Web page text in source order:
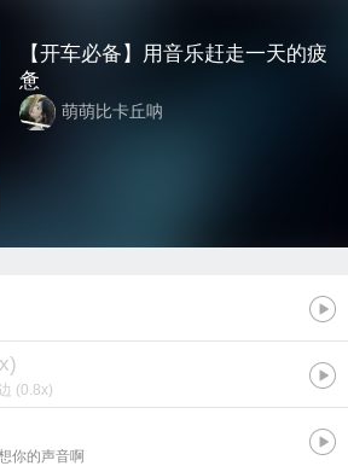
【开车必备】用音乐赶走一天的疲
惫
萌萌比卡丘呐
(0.8x)
你的声音啊